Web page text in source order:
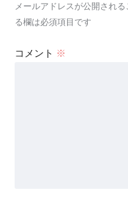
メールアドレスが公開される
る欄は必須項目です
コメント ※